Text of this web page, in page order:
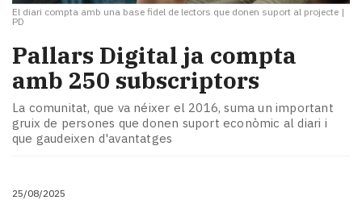
El diari compta amb una base fidel de lectors que donen suport al projecte |
PD
Pallars Digital ja compta
amb 250 subscriptors
La comunitat, que va néixer el 2016, suma un important
gruix de persones que donen suport econòmic al diari i
que gaudeixen d'avantatges
25/08/2025